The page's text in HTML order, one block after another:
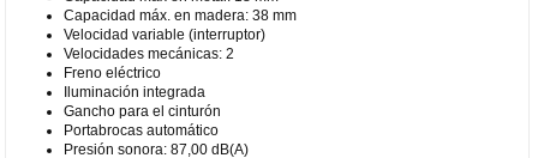
Capacidad máx. en madera: 38 mm
Velocidad variable (interruptor)
Velocidades mecánicas: 2
Freno eléctrico
Iluminación integrada
Gancho para el cinturón
Portabrocas automático
Presión sonora: 87,00 dB(A)